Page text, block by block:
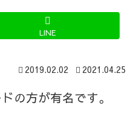
LINE
2019.02.02 2021.04.25
の方が有名です。